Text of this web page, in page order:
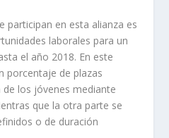
participan en esta alianza es
laborales para un
el año 2018. En este
porcentaje de plazas
los jóvenes mediante
que la otra parte se
o de duración